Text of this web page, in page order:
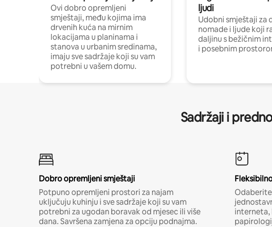
Ovi dobro opremljeni
smještaji, među kojima ima
drvenih kuća na mirnim
lokacijama u planinama i
stanova u urbanim sredinama,
imaju sve sadržaje koji su vam
potrebni u vašem domu.
ljudi
Udobni smještaji za
nomade i ljude koji
daljinu s bežičnim
i posebnim
Sadržaji i
Dobro opremljeni smještaji
Potpuno opremljeni prostori za najam
uključuju kuhinju i sve sadržaje koji su vam
potrebni za ugodan boravak od mjesec ili više
dana. Savršena zamjena za opciju podnajma.
interneta,